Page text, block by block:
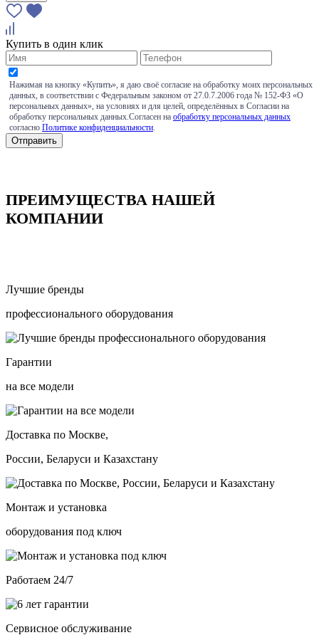
Купить в один клик
Нажимая на кнопку «Купить», я даю своё согласие на обработку моих персональных
данных, в соответствии с Федеральным законом от 27.0.7.2006 года № 152-ФЗ «О
персональных данных», на условиях и для целей, определённых в Согласии на
обработку персональных данных.Согласен на обработку персональных данных
согласно Политике конфиденциальности
ПРЕИМУЩЕСТВА НАШЕЙ
КОМПАНИИ
Лучшие бренды
профессионального оборудования
Гарантии
на все модели
Доставка по Москве,
России, Беларуси и Казахстану
Монтаж и установка
оборудования под ключ
Работаем 24/7
Сервисное обслуживание